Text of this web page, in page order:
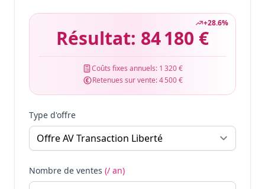
+28.6%
Résultat: 84 180 €
Coûts fixes annuels: 1 320 €
Retenues sur vente:4 500 €
Type d'offre
Nombre de ventes (/ an)